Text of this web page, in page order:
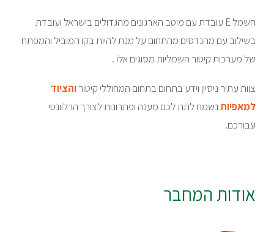
חשמל E עובדת עם מיטב הארגונים מהגדולים בישראל ועובדת
בשילוב עם מהנדסים מהתחום על מנת להיות בקו המוביל והמפתח
של מערכות קיטור חשמליות מסוגים אלו .
צוות עתיר ניסיון וידע בתחום בתחום המחוללי קיטורוהציוד
למאפיותנשמח לתת לכם מענה ופתרונות לצורך הרלוונטי
עבורכם.
אודות המחבר